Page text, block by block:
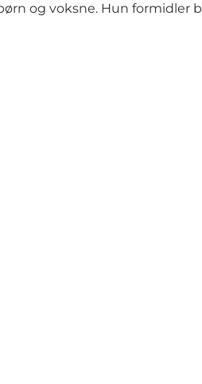
og voksne. Hun formidler